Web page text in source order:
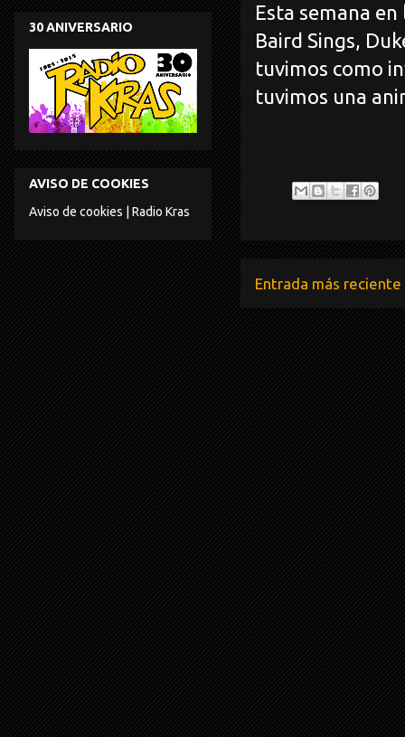
Esta semana en
Baird Sings,
tuvimos como
tuvimos una
Entrada más reciente
30 ANIVERSARIO
AVISO DE COOKIES
Aviso de cookies | Radio Kras